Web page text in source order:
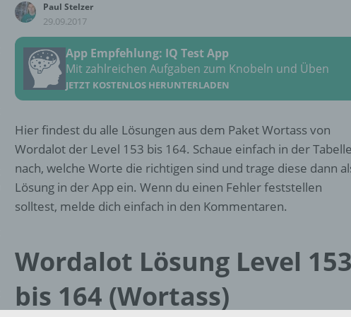
Paul Stelzer
29.09.2017
App Empfehlung: IQ Test App
Mit zahlreichen Aufgaben zum Knobeln und Üben
JETZT KOSTENLOS HERUNTERLADEN
Hier findest du alle Lösungen aus dem Paket Wortass von
Wordalot der Level 153 bis 164. Schaue einfach in der Tabelle
nach, welche Worte die richtigen sind und trage diese dann
Lösung in der App ein. Wenn du einen Fehler feststellen
solltest, melde dich einfach in den Kommentaren.
Wordalot Lösung Level 153
bis 164 (Wortass)